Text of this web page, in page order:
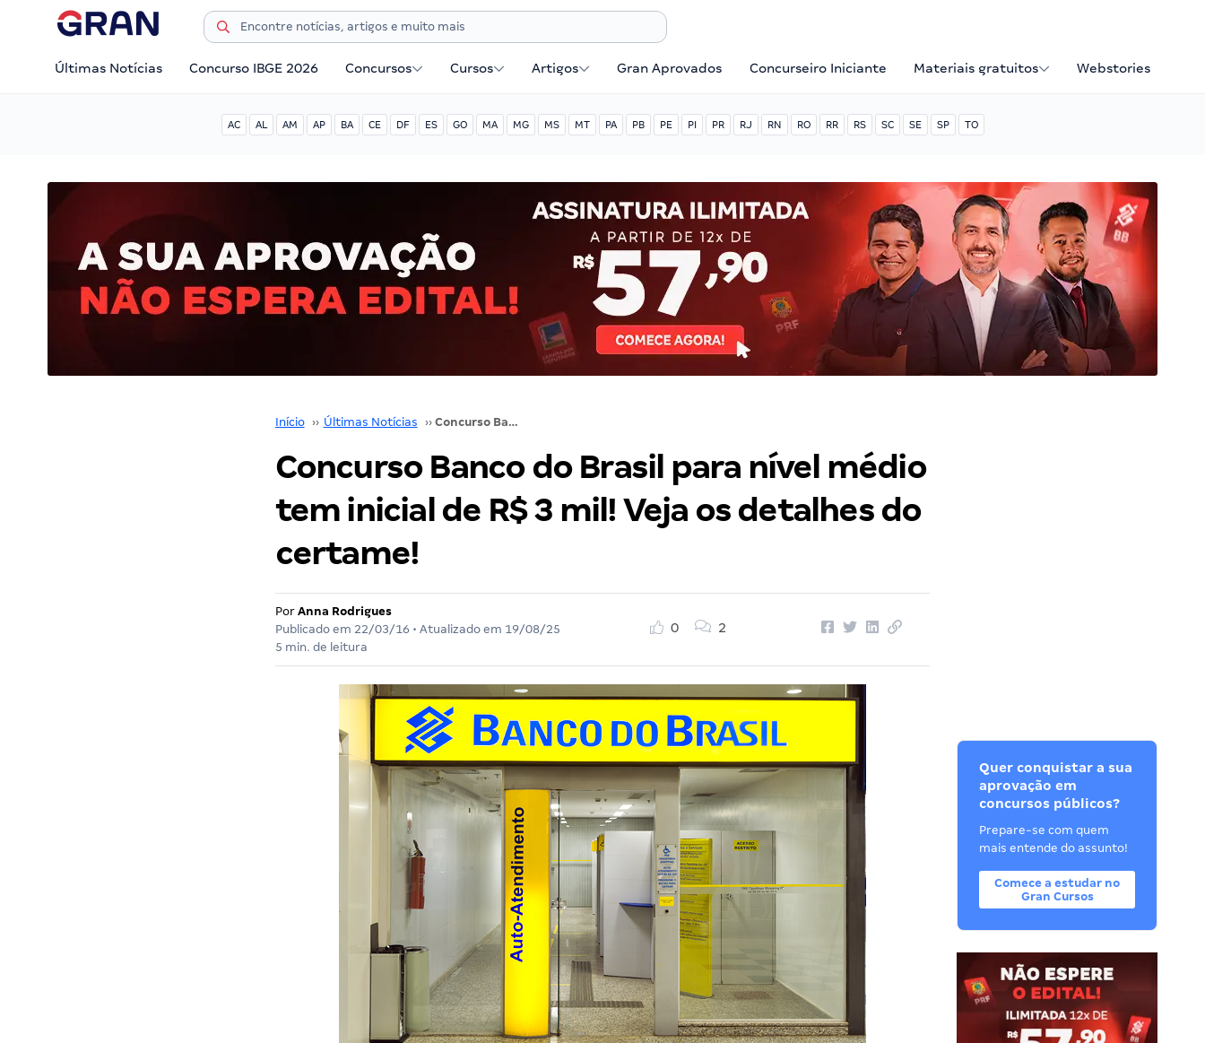
Últimas Notícias Concurso IBGE 2026 Concursos Cursos Artigos Gran Aprovados Concurseiro Iniciante Materiais gratuitos Webstories
AC AL AM AP BA CE DF ES GO MA MG MS MT PA PB PE PI PR RJ RN RO RR RS SC SE SP TO
Início ›› Últimas Notícias ›› Concurso Banco do Brasil para nível médio tem inicial de R$ 3 mil! Veja os detalhes do certame!
Concurso Banco do Brasil para nível médio
tem inicial de R$ 3 mil! Veja os detalhes do
certame!
Por Anna Rodrigues
Publicado em 22/03/16 • Atualizado em 19/08/25
5 min. de leitura
0 2
Quer conquistar a sua
aprovação em
concursos públicos?
Prepare-se com quem
mais entende do assunto!
Comece a estudar no
Gran Cursos